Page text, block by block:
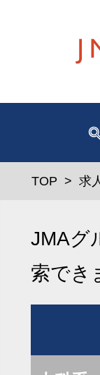
TOP > 求
JMAグ
索でき